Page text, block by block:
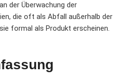
der Überwachung der
die oft als Abfall außerhalb der
formal als Produkt erscheinen.